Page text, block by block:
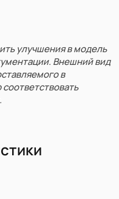
улучшения в модель
Внешний вид
в